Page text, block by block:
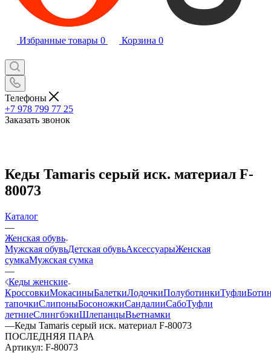
Избранные товары 0 Корзина 0
Телефоны
+7 978 799 77 25
Заказать звонок
Кеды Tamaris серый иск. материал F-
80073
Каталог
—
Женская обувь
Мужская обувьДетская обувьАксессуарыЖенская
сумкаМужская сумка
—
Кеды женские
КроссовкиМокасиныБалеткиЛодочкиПолуботинкиТуфли
тапочкиСлипоныБосоножкиСандалииСабоТуфли
летниеСлингбэкиШлепанцыВьетнамки
—Кеды Tamaris серый иск. материал F-80073
ПОСЛЕДНЯЯ ПАРА
Артикул: F-80073